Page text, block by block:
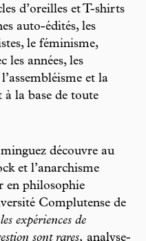
d’oreilles et T-shirts
auto-édités, les
le féminisme,
années, les
et la
à la base de toute
découvre au
et l’anarchisme
en philosophie
Complutense de
expériences de
sont rares, analyse-